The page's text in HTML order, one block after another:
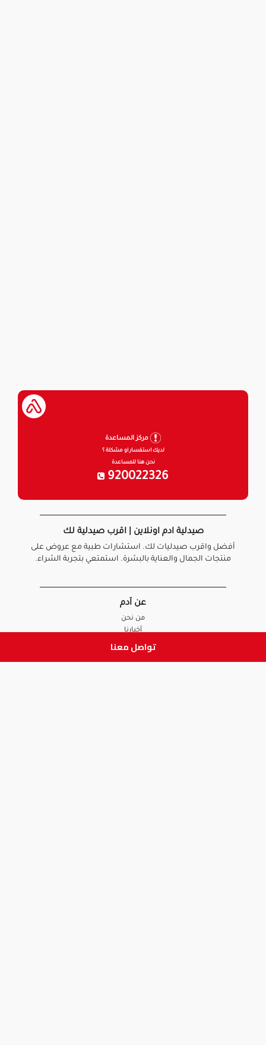
تواصل معنا
مركز المساعدة
لديك استفسار او مشكلة ؟
نحن هنا للمساعدة
920022326
صيدلية ادم اونلاين | اقرب صيدلية لك
أفضل واقرب صيدليات لك. استشارات طبية مع عروض على
منتجات الجمال والعناية بالبشرة. استمتعي بتجربة الشراء.
عن آدم
من نحن
أخبارنا
الأسئلة الشائعة
تواصل معنا